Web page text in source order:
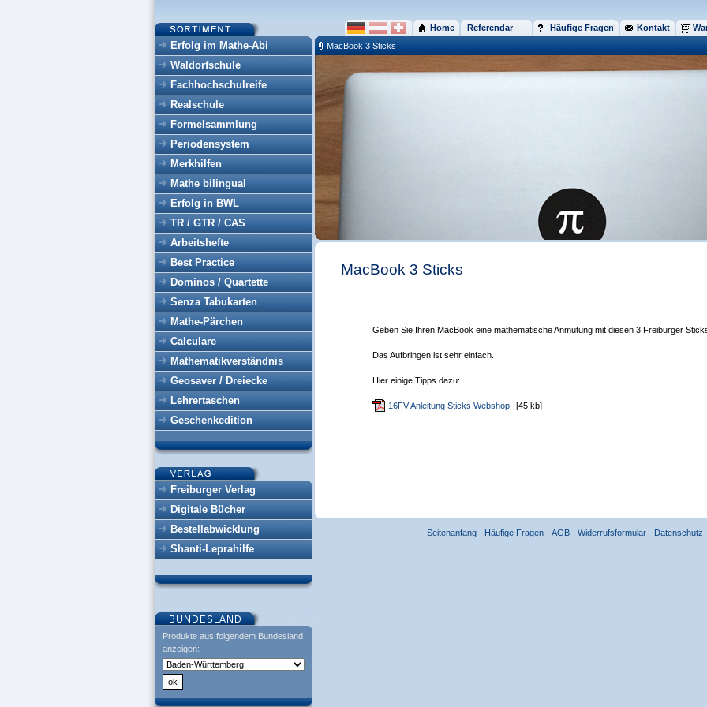
Erfolg im Mathe-Abi
Waldorfschule
Fachhochschulreife
Realschule
Formelsammlung
Periodensystem
Merkhilfen
Mathe bilingual
Erfolg in BWL
TR / GTR / CAS
Arbeitshefte
Best Practice
Dominos / Quartette
Senza Tabukarten
Mathe-Pärchen
Calculare
Mathematikverständnis
Geosaver / Dreiecke
Lehrertaschen
Geschenkedition
Freiburger Verlag
Digitale Bücher
Bestellabwicklung
Shanti-Leprahilfe
Produkte aus folgendem Bundesland
anzeigen:
Home Referendar Häufige Fragen Kontakt
MacBook 3 Sticks
MacBook 3 Sticks
Geben Sie Ihren MacBook eine mathematische Anmutung mit diesen 3 Freiburger
Das Aufbringen ist sehr einfach.
Hier einige Tipps dazu:
16FV Anleitung Sticks Webshop [45 kb]
Seitenanfang Häufige Fragen AGB Widerrufsformular Datenschutz